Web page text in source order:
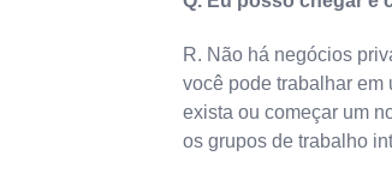
R. Não há negócios
você pode trabalhar em
exista ou começar um
os grupos de trabalho